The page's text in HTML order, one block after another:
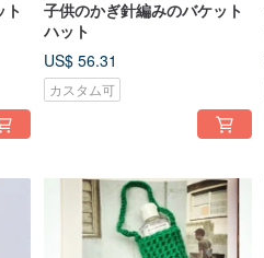
ト
子供のかぎ針編みのバケット
ハット
US$ 56.31
カスタム可